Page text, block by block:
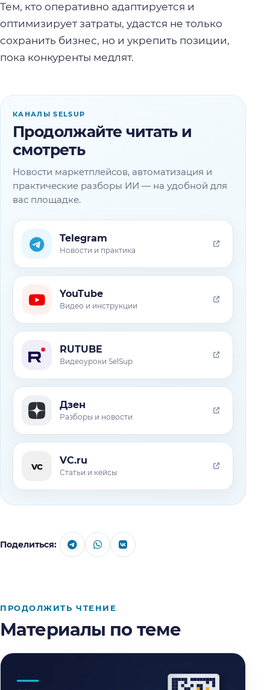
Тем, кто оперативно адаптируется и
оптимизирует затраты, удастся не только
сохранить бизнес, но и укрепить позиции,
пока конкуренты медлят.
КАНАЛЫ SELSUP
Продолжайте читать и
смотреть
Новости маркетплейсов, автоматизация и
практические разборы ИИ — на удобной для
вас площадке.
Telegram
Новости и практика
YouTube
Видео и инструкции
RUTUBE
Видеоуроки SelSup
Дзен
Разборы и новости
vc VC.ru
Статьи и кейсы
Поделиться:
ПРОДОЛЖИТЬ ЧТЕНИЕ
Материалы по теме